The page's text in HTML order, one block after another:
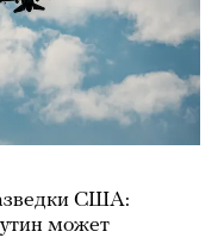
США:
может